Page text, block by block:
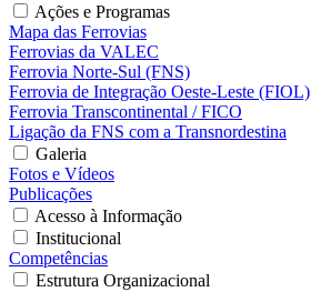
Ações e Programas
Mapa das Ferrovias
Ferrovias da VALEC
Ferrovia Norte-Sul (FNS)
Ferrovia de Integração Oeste-Leste (FIOL)
Ferrovia Transcontinental / FICO
Ligação da FNS com a Transnordestina
Galeria
Fotos e Vídeos
Publicações
Acesso à Informação
Institucional
Competências
Estrutura Organizacional